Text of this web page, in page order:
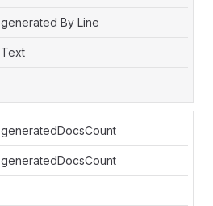
generated By Line
Text
generatedDocsCount
generatedDocsCount